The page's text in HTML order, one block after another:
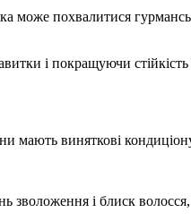
похвалитися
і покращуючи
мають виняткові
зволоження і блиск